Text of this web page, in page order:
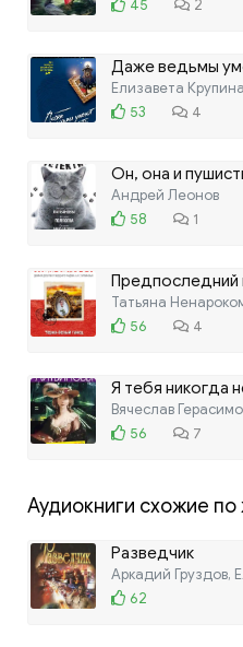
45
2
Даже ведьмы
Елизавета Крупина
53
4
Он, она и
Андрей Леонов
58
1
Предпоследний
Татьяна
56
4
Я тебя никогда
Вячеслав
56
7
Аудиокниги схожие по
Разведчик
Аркадий Груздов,
62